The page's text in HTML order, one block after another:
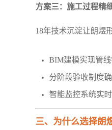
方案三：施工过程精
18年技术沉淀让朗煜
BIM建模实现管线
分阶段验收制度
智能监控系统实
三、为什么选择朗